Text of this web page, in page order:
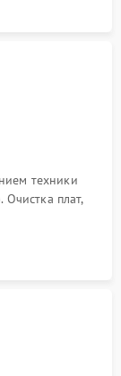
техники
Очистка плат,
замыканий.